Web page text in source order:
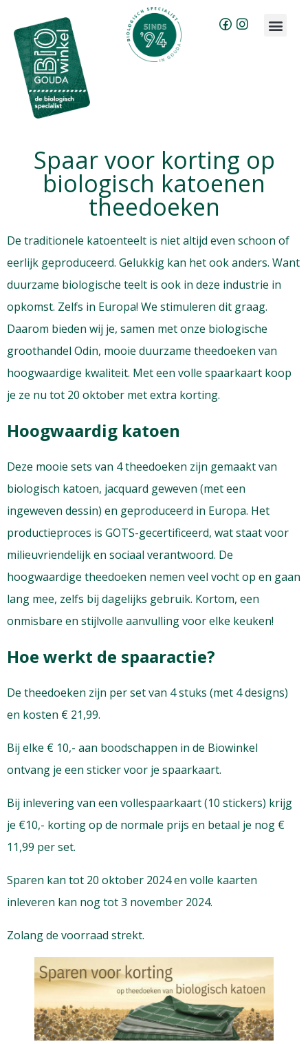
Spaar voor korting op
biologisch katoenen
theedoeken
De traditionele katoenteelt is niet altijd even schoon of
eerlijk geproduceerd. Gelukkig kan het ook anders. Want
duurzame biologische teelt is ook in deze industrie in
opkomst. Zelfs in Europa! We stimuleren dit graag.
Daarom bieden wij je, samen met onze biologische
groothandel Odin, mooie duurzame theedoeken van
hoogwaardige kwaliteit. Met een volle spaarkaart koop
je ze nu tot 20 oktober met extra korting.
Hoogwaardig katoen
Deze mooie sets van 4 theedoeken zijn gemaakt van
biologisch katoen, jacquard geweven (met een
ingeweven dessin) en geproduceerd in Europa. Het
productieproces is GOTS-gecertificeerd, wat staat voor
milieuvriendelijk en sociaal verantwoord. De
hoogwaardige theedoeken nemen veel vocht op en gaan
lang mee, zelfs bij dagelijks gebruik. Kortom, een
onmisbare en stijlvolle aanvulling voor elke keuken!
Hoe werkt de spaaractie?
De theedoeken zijn per set van 4 stuks (met 4 designs)
en kosten € 21,99.
Bij elke € 10,- aan boodschappen in de Biowinkel
ontvang je een sticker voor je spaarkaart.
Bij inlevering van een vollespaarkaart (10 stickers) krijg
je €10,- korting op de normale prijs en betaal je nog €
11,99 per set.
Sparen kan tot 20 oktober 2024 en volle kaarten
inleveren kan nog tot 3 november 2024.
Zolang de voorraad strekt.